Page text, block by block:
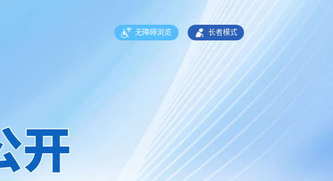
无障碍浏览 长者模式